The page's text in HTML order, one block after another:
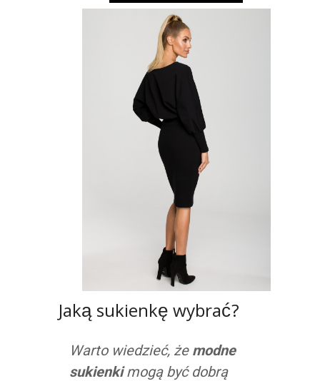
Jaką sukienkę wybrać?
Warto wiedzieć, że modne
sukienkimogą być dobrą